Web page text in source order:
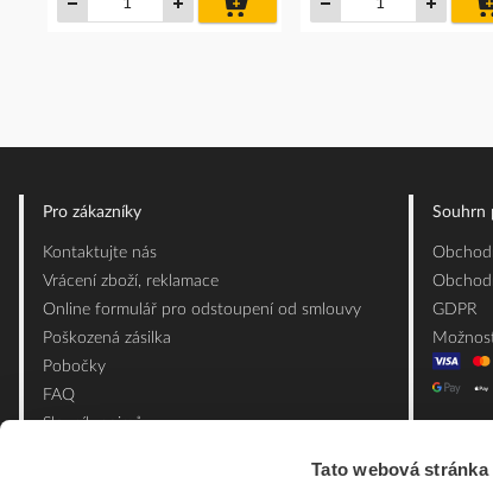
Tato webová
košíku
Pro zákazníky
Kontaktujte nás
Vrácení zboží, reklamace
Online formulář pro odstoupení od smlouvy
Poškozená zásilka
Pobočky
FAQ
Slovník pojmů
Souhrn
GDPR